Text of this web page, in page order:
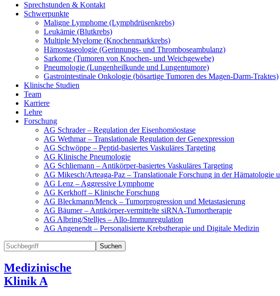
Sprechstunden & Kontakt
Schwerpunkte
Maligne Lymphome (Lymphdrüsenkrebs)
Leukämie (Blutkrebs)
Multiple Myelome (Knochenmarkkrebs)
Hämostaseologie (Gerinnungs- und Thromboseambulanz)
Sarkome (Tumoren von Knochen- und Weichgewebe)
Pneumologie (Lungenheilkunde und Lungentumore)
Gastrointestinale Onkologie (bösartige Tumoren des Magen-Darm-Traktes)
Klinische Studien
Team
Karriere
Lehre
Forschung
AG Schrader – Regulation der Eisenhomöostase
AG Wethmar – Translationale Regulation der Genexpression
AG Schwöppe – Peptid-basiertes Vaskuläres Targeting
AG Klinische Pneumologie
AG Schliemann – Antikörper-basiertes Vaskuläres Targeting
AG Mikesch/Arteaga-Paz – Translationale Forschung in der Hämatologie
AG Lenz – Aggressive Lymphome
AG Kerkhoff – Klinische Forschung
AG Bleckmann/Menck – Tumorprogression und Metastasierung
AG Bäumer – Antikörper-vermittelte siRNA-Tumortherapie
AG Albring/Stelljes – Allo-Immunregulation
AG Angenendt – Personalisierte Krebstherapie und Digitale Medizin
Suchen
Medizinische
Klinik A